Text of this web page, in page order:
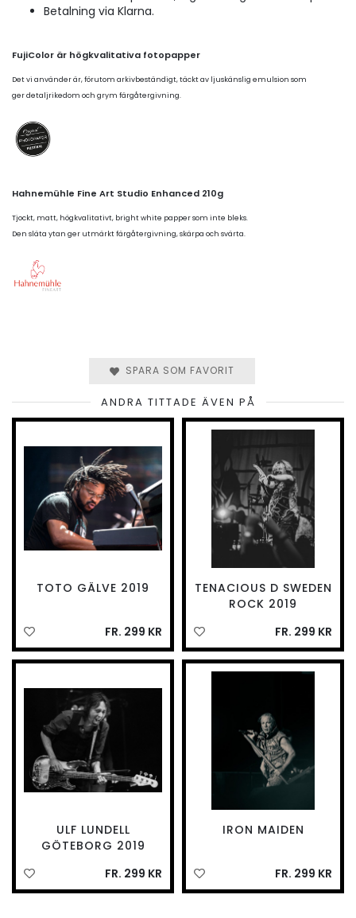
Betalning via Klarna.
FujiColor är högkvalitativa fotopapper
Det vi använder är, förutom arkivbeständigt, täckt av ljuskänslig emulsion som
ger detaljrikedom och grym färgåtergivning.
Hahnemühle Fine Art Studio Enhanced 210g
Tjockt, matt, högkvalitativt, bright white papper som inte bleks.
Den släta ytan ger utmärkt färgåtergivning, skärpa och svärta.
SPARA SOM FAVORIT
ANDRA TITTADE ÄVEN PÅ
TOTO GÄLVE 2019
FR. 299 KR
TENACIOUS D SWEDEN
ROCK 2019
FR. 299 KR
ULF LUNDELL
GÖTEBORG 2019
FR. 299 KR
IRON MAIDEN
FR. 299 KR